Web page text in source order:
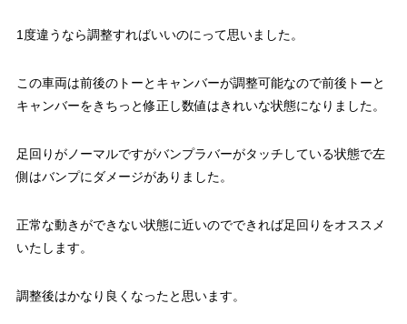
1度違うなら調整すればいいのにって思いました。
この車両は前後のトーとキャンバーが調整可能なので前後トーと
キャンバーをきちっと修正し数値はきれいな状態になりました。
足回りがノーマルですがバンプラバーがタッチしている状態で左
側はバンプにダメージがありました。
正常な動きができない状態に近いのでできれば足回りをオススメ
いたします。
調整後はかなり良くなったと思います。